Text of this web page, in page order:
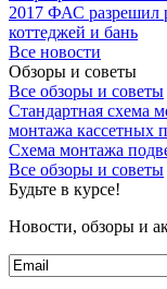
2017 ФАС разрешил
коттеджей и бань
Все новости
Обзоры и советы
Все обзоры и советы
Стандартная схема
монтажа кассетных
Схема монтажа
Все обзоры и советы
Будьте в курсе!
Новости, обзоры и